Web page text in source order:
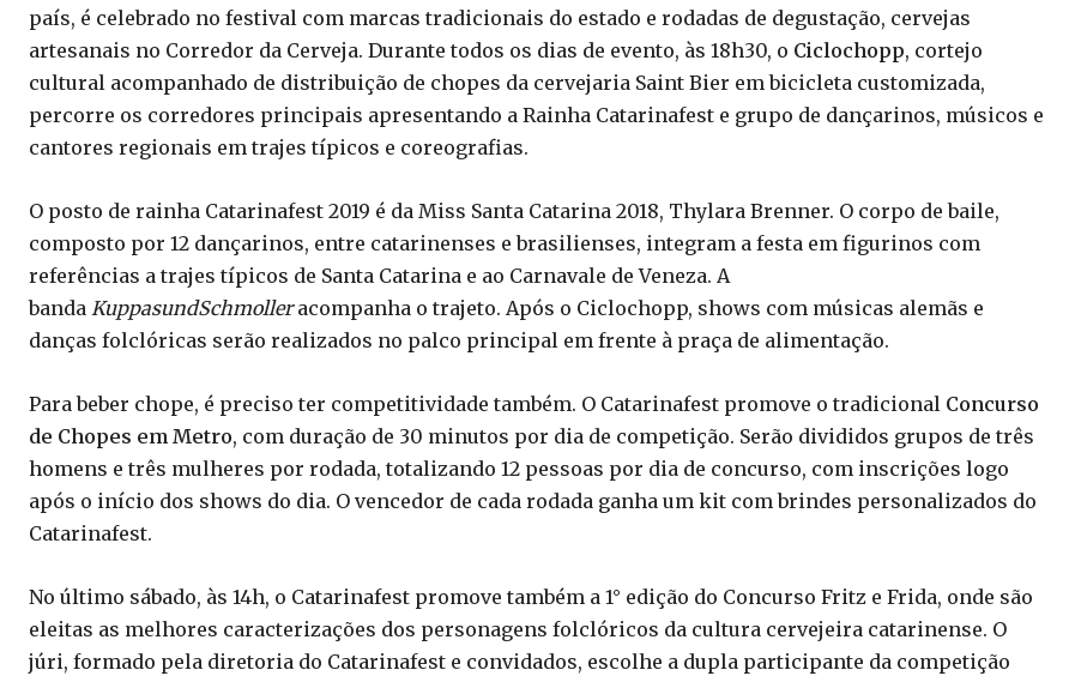
país, é celebrado no festival com marcas tradicionais do estado e rodadas de degustação, cervejas
artesanais no Corredor da Cerveja. Durante todos os dias de evento, às 18h30, o Ciclochopp, cortejo
cultural acompanhado de distribuição de chopes da cervejaria Saint Bier em bicicleta customizada,
percorre os corredores principais apresentando a Rainha Catarinafest e grupo de dançarinos, músicos e
cantores regionais em trajes típicos e coreografias.
O posto de rainha Catarinafest 2019 é da Miss Santa Catarina 2018, Thylara Brenner. O corpo de baile,
composto por 12 dançarinos, entre catarinenses e brasilienses, integram a festa em figurinos com
referências a trajes típicos de Santa Catarina e ao Carnavale de Veneza. A
banda KuppasundSchmolleracompanha o trajeto. Após o Ciclochopp, shows com músicas alemãs e
danças folclóricas serão realizados no palco principal em frente à praça de alimentação.
Para beber chope, é preciso ter competitividade também. O Catarinafest promove o tradicional Concurso
de Chopes em Metro, com duração de 30 minutos por dia de competição. Serão divididos grupos de três
homens e três mulheres por rodada, totalizando 12 pessoas por dia de concurso, com inscrições logo
após o início dos shows do dia. O vencedor de cada rodada ganha um kit com brindes personalizados do
Catarinafest.
No último sábado, às 14h, o Catarinafest promove também a 1° edição do Concurso Fritz e Frida, onde são
eleitas as melhores caracterizações dos personagens folclóricos da cultura cervejeira catarinense. O
júri, formado pela diretoria do Catarinafest e convidados, escolhe a dupla participante da competição